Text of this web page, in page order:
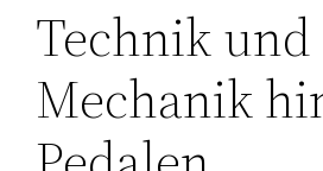
Technik und
Mechanik